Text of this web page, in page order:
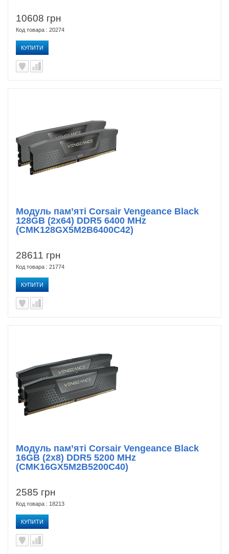
10608 грн
Код товара : 20274
КУПИТИ
28611 грн
Код товара : 21774
КУПИТИ
Модуль пам’яті Corsair Vengeance Black
128GB (2x64) DDR5 6400 MHz
(CMK128GX5M2B6400C42)
2585 грн
Код товара : 18213
КУПИТИ
Модуль пам’яті Corsair Vengeance Black
16GB (2x8) DDR5 5200 MHz
(CMK16GX5M2B5200C40)